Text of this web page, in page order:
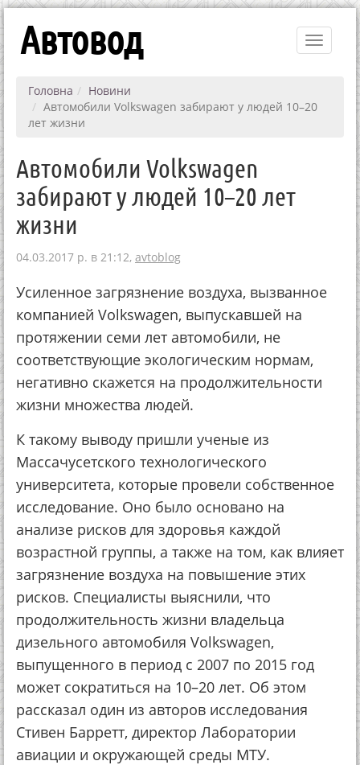
Toggle
Автовод
Головна
Новини
Автомобили Volkswagen забирают у людей 10–20
лет жизни
Автомобили Volkswagen
забирают у людей 10–20 лет
жизни
04.03.2017 р. в 21:12, avtoblog
Усиленное загрязнение воздуха, вызванное
компанией Volkswagen, выпускавшей на
протяжении семи лет автомобили, не
соответствующие экологическим нормам,
негативно скажется на продолжительности
жизни множества людей.
К такому выводу пришли ученые из
Массачусетского технологического
университета, которые провели собственное
исследование. Оно было основано на
анализе рисков для здоровья каждой
возрастной группы, а также на том, как влияет
загрязнение воздуха на повышение этих
рисков. Специалисты выяснили, что
продолжительность жизни владельца
дизельного автомобиля Volkswagen,
выпущенного в период с 2007 по 2015 год
может сократиться на 10–20 лет. Об этом
рассказал один из авторов исследования
Стивен Барретт, директор Лаборатории
авиации и окружающей среды МТУ.